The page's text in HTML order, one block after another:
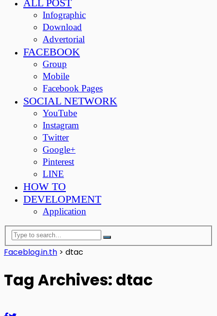
ALL POST
Infographic
Download
Advertorial
FACEBOOK
Group
Mobile
Facebook Pages
SOCIAL NETWORK
YouTube
Instagram
Twitter
Google+
Pinterest
LINE
HOW TO
DEVELOPMENT
Application
Faceblog.in.th > dtac
Tag Archives: dtac